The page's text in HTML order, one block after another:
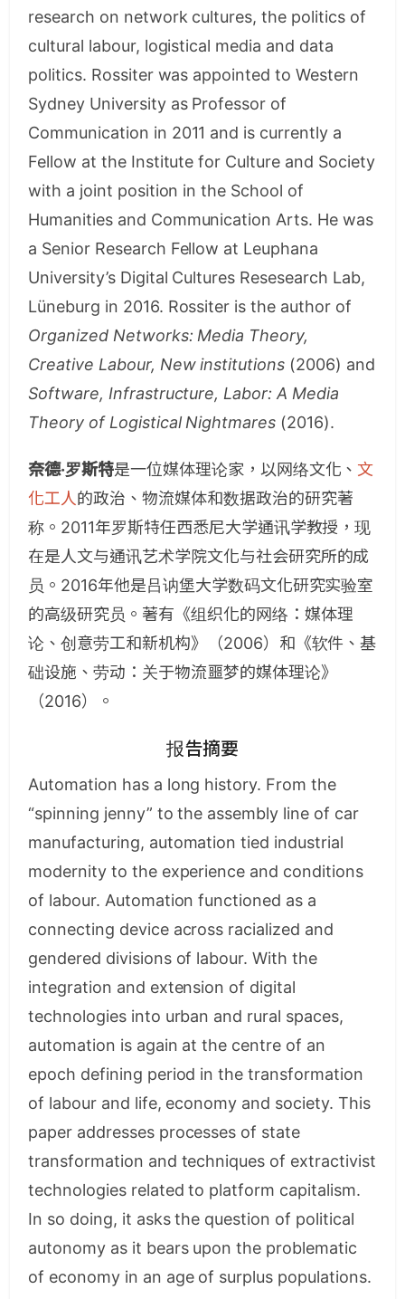
research on network cultures, the politics of
cultural labour, logistical media and data
politics. Rossiter was appointed to Western
Sydney University as Professor of
Communication in 2011 and is currently a
Fellow at the Institute for Culture and Society
with a joint position in the School of
Humanities and Communication Arts. He was
a Senior Research Fellow at Leuphana
University’s Digital Cultures Resesearch Lab,
Lüneburg in 2016. Rossiter is the author of
Organized Networks: Media Theory,
Creative Labour, New institutions (2006) and
Software, Infrastructure, Labor: A Media
Theory of Logistical Nightmares (2016).
奈德·罗斯特是一位媒体理论家，以网络文化、 文
化工人的政治、物流媒体和数据政治的研究著
称。2011年罗斯特任西悉尼大学通讯学教授，现
在是人文与通讯艺术学院文化与社会研究所的成
员。2016年他是吕讷堡大学数码文化研究实验室
的高级研究员。著有《组织化的网络：媒体理
论、创意劳工和新机构》（2006）和《软件、基
础设施、劳动：关于物流噩梦的媒体理论》
（2016）。
报告摘要
Automation has a long history. From the
“spinning jenny” to the assembly line of car
manufacturing, automation tied industrial
modernity to the experience and conditions
of labour. Automation functioned as a
connecting device across racialized and
gendered divisions of labour. With the
integration and extension of digital
technologies into urban and rural spaces,
automation is again at the centre of an
epoch defining period in the transformation
of labour and life, economy and society. This
paper addresses processes of state
transformation and techniques of extractivist
technologies related to platform capitalism.
In so doing, it asks the question of political
autonomy as it bears upon the problematic
of economy in an age of surplus populations.